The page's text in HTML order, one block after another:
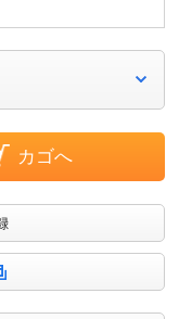
カゴへ